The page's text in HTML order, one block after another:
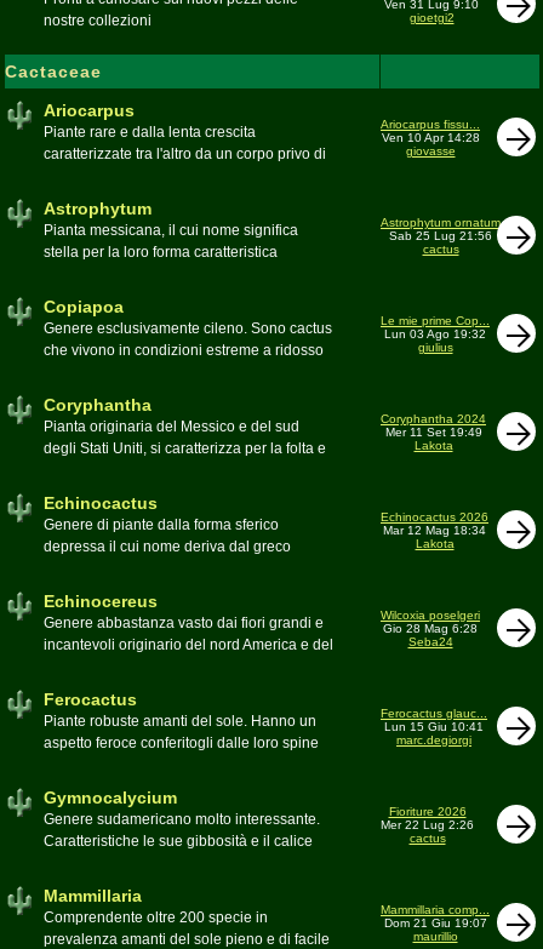
nostre collezioni
Ven 31 Lug 9:10
gioetgi2
Cactaceae
Ariocarpus
Piante rare e dalla lenta crescita
caratterizzate tra l'altro da un corpo privo di
alto rischio di scomparsa in habitat. Amanti
di terricci calcarei e ben drenati
Moderatore
Ariocarpus fissu...
Ven 10 Apr 14:28
giovasse
Astrophytum
Pianta messicana, il cui nome significa
stella per la loro forma caratteristica
Astrophytum ornatum
Sab 25 Lug 21:56
cactus
Copiapoa
Genere esclusivamente cileno. Sono cactus
che vivono in condizioni estreme a ridosso
ModeratoreLuca
Le mie prime Cop...
Lun 03 Ago 19:32
giulius
Coryphantha
Pianta originaria del Messico e del sud
degli Stati Uniti, si caratterizza per la folta e
ànthos (fiore) per via dei suoi fiori che
spuntano sulla cima della pianta
Moderatore
Coryphantha 2024
Mer 11 Set 19:49
Lakota
Echinocactus
Genere di piante dalla forma sferico
depressa il cui nome deriva dal greco
denominati cactus barile per il loro notevole
pessimo
Echinocactus 2026
Mar 12 Mag 18:34
Lakota
Echinocereus
Genere abbastanza vasto dai fiori grandi e
incantevoli originario del nord America e del
Wilcoxia poselgeri
Gio 28 Mag 6:28
Seba24
Ferocactus
Piante robuste amanti del sole. Hanno un
aspetto feroce conferitogli dalle loro spine
Ferocactus glauc...
Lun 15 Giu 10:41
marc.degiorgi
Gymnocalycium
Genere sudamericano molto interessante.
Caratteristiche le sue gibbosità e il calice
Fioriture 2026
Mer 22 Lug 2:26
cactus
Mammillaria
Comprendente oltre 200 specie in
prevalenza amanti del sole pieno e di facile
Mammillaria comp...
Dom 21 Giu 19:07
maurillio